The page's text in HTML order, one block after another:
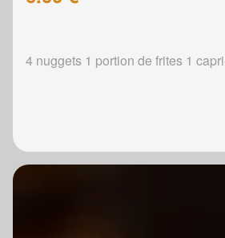
4 nuggets 1 portion de frites 1